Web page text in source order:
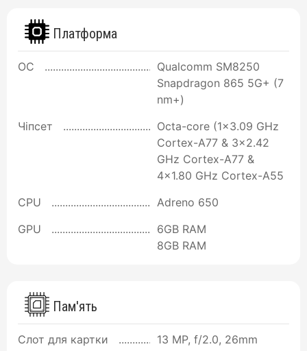
Платформа
ОС
Qualcomm SM8250
Snapdragon 865 5G+ (7
nm+)
Чіпсет
Octa-core (1x3.09 GHz
Cortex-A77 & 3x2.42
GHz Cortex-A77 &
4x1.80 GHz Cortex-A55
CPU
Adreno 650
GPU
6GB RAM
8GB RAM
Пам'ять
Слот для картки
13 MP, f/2.0, 26mm